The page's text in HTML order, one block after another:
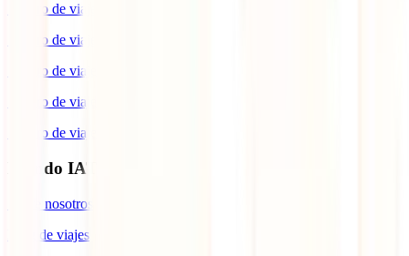
Seguro de viaje a Estados Unidos
Seguro de viaje a Brasil
Seguro de viaje a Colombia
Seguro de viaje a Italia
Seguro de viaje a Canadá
Mundo IATI
Sobre nosotros
Blog de viajes